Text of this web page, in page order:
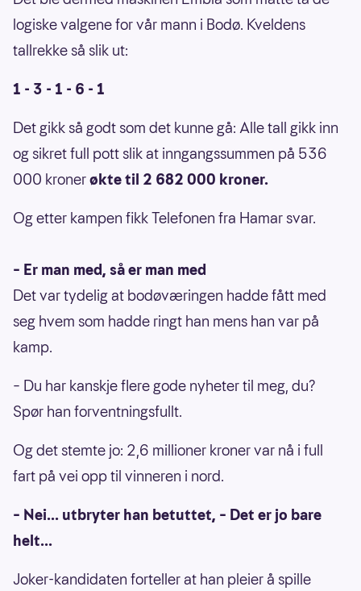
logiske valgene for vår mann i Bodø. Kveldens
tallrekke så slik ut:
1 - 3 - 1 - 6 - 1
Det gikk så godt som det kunne gå: Alle tall gikk inn
og sikret full pott slik at inngangssummen på 536
000 kronerøkte til 2 682 000 kroner.
Og etter kampen fikk Telefonen fra Hamar svar.
– Er man med, så er man med
Det var tydelig at bodøværingen hadde fått med
seg hvem som hadde ringt han mens han var på
kamp.
– Du har kanskje flere gode nyheter til meg, du?
Spør han forventningsfullt.
Og det stemte jo: 2,6 millioner kroner var nå i full
fart på vei opp til vinneren i nord.
– Nei... utbryter han betuttet, – Det er jo bare
helt...
Joker-kandidaten forteller at han pleier å spille